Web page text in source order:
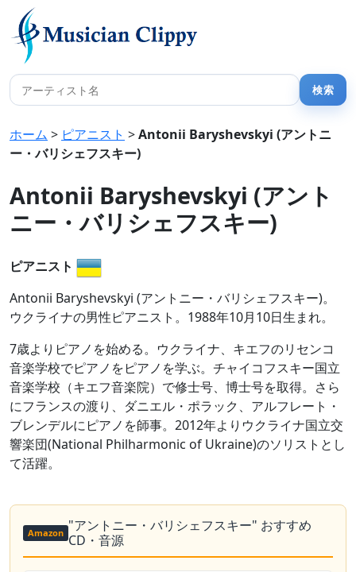
ホーム > ピアニスト >Antonii Baryshevskyi (アントニ
ー・バリシェフスキー)
Antonii Baryshevskyi (アント
ニー・バリシェフスキー)
ピアニスト
Antonii Baryshevskyi (アントニー・バリシェフスキー)。
ウクライナの男性ピアニスト。1988年10月10日生まれ。
7歳よりピアノを始める。ウクライナ、キエフのリセンコ
音楽学校でピアノをピアノを学ぶ。チャイコフスキー国立
音楽学校（キエフ音楽院）で修士号、博士号を取得。さら
にフランスの渡り、ダニエル・ポラック、アルフレート・
ブレンデルにピアノを師事。2012年よりウクライナ国立交
響楽団(National Philharmonic of Ukraine)のソリストとし
て活躍。
Amazon "アントニー・バリシェフスキー" おすすめ
CD・音源